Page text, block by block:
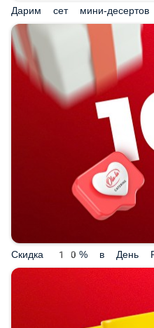
Дарим сет мини-десертов
Скидка 10% в День Рождения